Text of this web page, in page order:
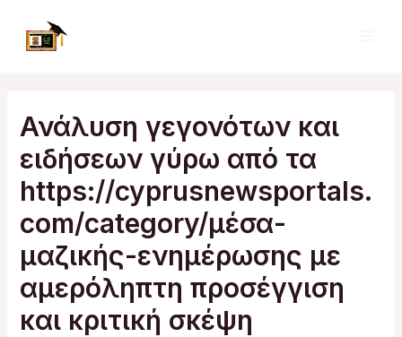
Ανάλυση γεγονότων και
ειδήσεων γύρω από τα
https://cyprusnewsportals.
com/category/μέσα-
μαζικής-ενημέρωσης με
αμερόληπτη προσέγγιση
και κριτική σκέψη